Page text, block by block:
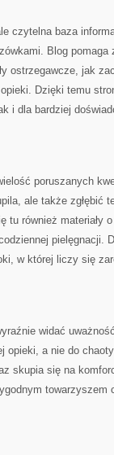
czytelna baza
Blog pomaga
ostrzegawcze, jak
Dzięki temu
i dla bardziej
poruszanych
ale także zgłębić
tu również materiały
pielęgnacji.
w której liczy się
widać
opieki, a nie do
skupia się na
towarzyszem